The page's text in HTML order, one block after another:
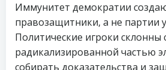
Иммунитет демократии
правозащитники, а не партии
Политические игроки склонны
радикализированной частью
собирать доказательства и